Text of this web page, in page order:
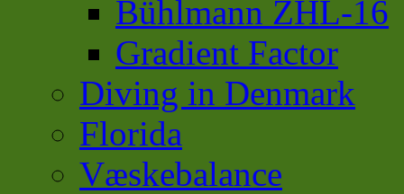
Bühlmann ZHL-16
Gradient Factor
Diving in Denmark
Florida
Væskebalance